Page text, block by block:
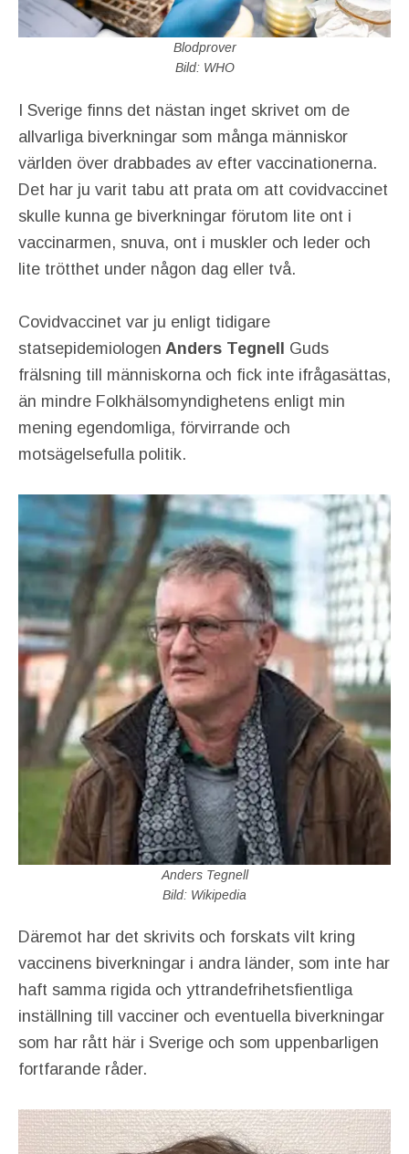
Blodprover
Bild: WHO
I Sverige finns det nästan inget skrivet om de
allvarliga biverkningar som många människor
världen över drabbades av efter vaccinationerna.
Det har ju varit tabu att prata om att covidvaccinet
skulle kunna ge biverkningar förutom lite ont i
vaccinarmen, snuva, ont i muskler och leder och
lite trötthet under någon dag eller två.
Covidvaccinet var ju enligt tidigare
statsepidemiologen Anders Tegnell Guds
frälsning till människorna och fick inte ifrågasättas,
än mindre Folkhälsomyndighetens enligt min
mening egendomliga, förvirrande och
motsägelsefulla politik.
Anders Tegnell
Bild: Wikipedia
Däremot har det skrivits och forskats vilt kring
vaccinens biverkningar i andra länder, som inte har
haft samma rigida och yttrandefrihetsfientliga
inställning till vacciner och eventuella biverkningar
som har rått här i Sverige och som uppenbarligen
fortfarande råder.